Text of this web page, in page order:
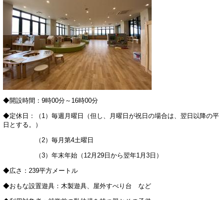
◆開設時間：9時00分～16時00分
◆定休日：（1）毎週月曜日（但し、月曜日が祝日の場合は、翌日以降の平
日とする。）
（2）毎月第4土曜日
（3）年末年始（12月29日から翌年1月3日）
◆広さ：239平方メートル
◆おもな設置遊具：木製遊具、屋外すべり台 など